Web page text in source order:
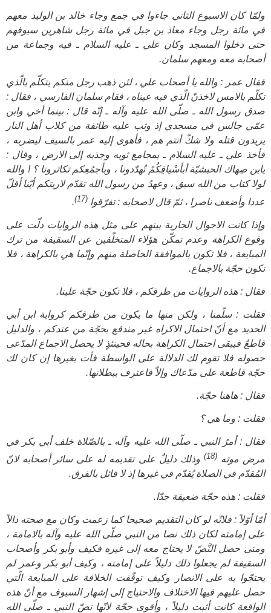
ولمّا كان الاسبوع الثاني جاءوا في جمع وجاء خالد بن الوليد معهم
في مائة رجل وجاء معاذ بن جبل في مائة رجل شاهرين سيوفهم
حتى دخلوا المسجد وكان علي ـ عليه السلام ـ فيه وجماعة من
أصحابه معه ومعهم سلمان.
فقال عمر : والله يا أصحاب علي ، لئن ذهب رجل منكم يتكلّم بالّذي
تكلّم بالامس لاخذنّ الّذي فيه عيناه ، فقام سلمان الفارسي ، فقال :
صدق رسول الله ـ صلّى الله عليه وآله ـ إنّه قال : بينما أخي وابن
عمّي جالس في مسجدي إذ وثب عليه طائفة من كلاب أهل النار
يريدون قتله ولا شكّ أنتم هم ، فأهوى إليه عمر بالسيف ليضربه ،
فأخذ علي ـ عليه السلام ـ‍ بمجامع ثوبه وجذبه إلى الارض ، وقال :
يابن صِهاك الحبشيّة أبأسْيافِكُمْ تُهدّدونا ، وبأجمُعِكم تكاثرونا ؟ ! والله
لولا كتاب من الله سبق ، وعهدُ من رسول الله تقدّم لاريتكم أيّنا أقلّ
عددا وأضعف ناصرا ، ثمّ قال لاصحابه : تفرّقوا (17)
.
وإذا كانت الاحوال الجارية بينهم على مثل هذه الروايات دلّت على
وقوع الكراهة وعدم تمكّن هؤلاء المتخلّفين عن السقيفة من ترك
المبايعة ، فلا تكون بالموافقة الحاصلة منهم وإنّما هي بالكراهة ، فلا
تكون حجّة بالاجماع.
فقال : هذه الروايات من طرقكم ، فلا تكون حجّة علينا.
فقلت : سلّمنا ، ولكن منها ما يكون من طرقكم كرواية ابن أبي
الحديد مع أنّ احتمال الاكراه غير مندفع بحجّة من عندكم ، والدليل
قاطعٌ فيبقى احتمال الكراهة بحاله فحينئذٍ لا يحصل الاجماع المدّعى
حصوله فلا تقوم لك الدلالة على الواسطة فأت بغيرها إن كان لك
حجّة قاطعة على مدّعاك وإلاّ فاعترف ببطلانها.
فقال : هاهنا حجّة.
فقلت : وما هي ؟
فقال : أمرُ النبي ـ صلّى الله عليه وآله ـ بالصّلاة خلف أبي بكر في
مرض موته(18)
وذلك دليلٌ على تقديمه له على سائر أصحابه لانّ
المُقدّم في الصلاة يُقدّم في غيرها إذ لا قائل بالفرق.
فقلت : هذه حجّة ضعيفة جدّا.
أمّا أوّلاً : فلانّه لو كان التقديم صحيحا كما زعمت وكان مع صحته دالاً
على إمامته لكان ذلك نصا من النبي صلّى الله عليه وآله بالامامة ،
ومتى حصل النَّصّ لا يحتاج معه إلى غيره فكيف وأبو بكر وأصحاب
السقيفة لم يجعلوا ذلك دليلاً على إمامته ، وكيف أبو بكر وعمر لم
يحتجّوا به على الانصار وكيف توقّفت الخلافة على المبايعة الّتي
حصل عليهم فيها الاختلاف والاحتياج إلى إشهار السيوف مع أنّ هذه
الواقعة كانت أثبت دليلاً ، وأقوى حجّة لانّها نصّ النبي ـ صلّى الله